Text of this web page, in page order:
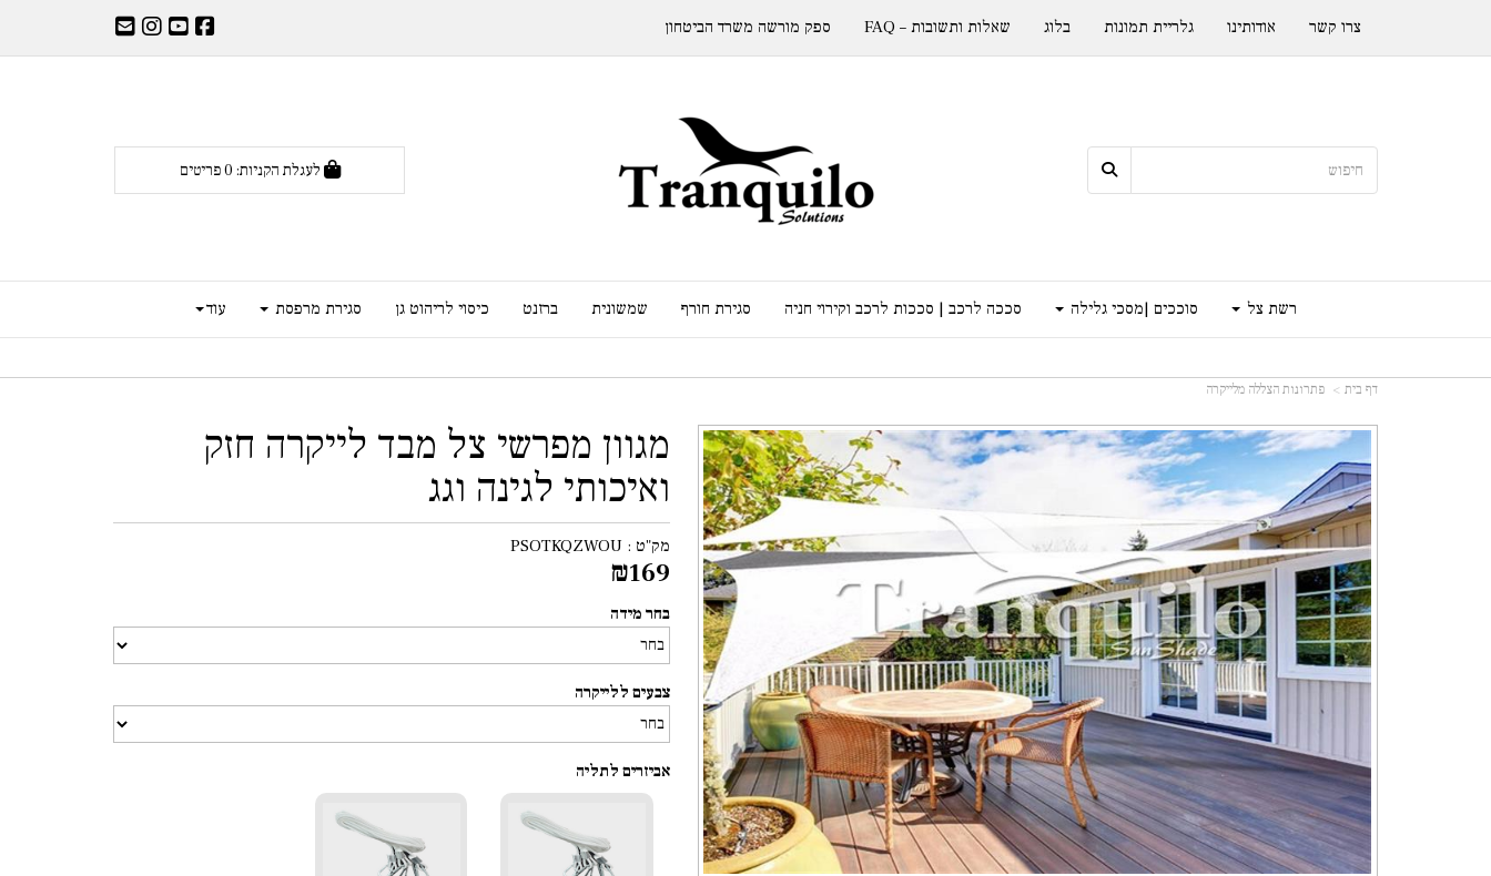
0פריטים
רשת צל סוככים |מסכי גלילה סככה לרכב | סככות לרכב וקירוי חניה סגירת חורף שמשונית ברזנט כיסוי לריהוט גן סגירת מרפסת עוד
צרו קשר אודותינו גלריית תמונות בלוג שאלות ותשובות – FAQ ספק מורשה משרד הביטחון
דף בית פתרונות הצללה מלייקרה
מגוון מפרשי צל מבד לייקרה חזק
ואיכותי לגינה וגג
מק"ט :PSOTKQZWOU
₪169
בחר מידה
צבעים ללייקרה
אביזרים לתליה